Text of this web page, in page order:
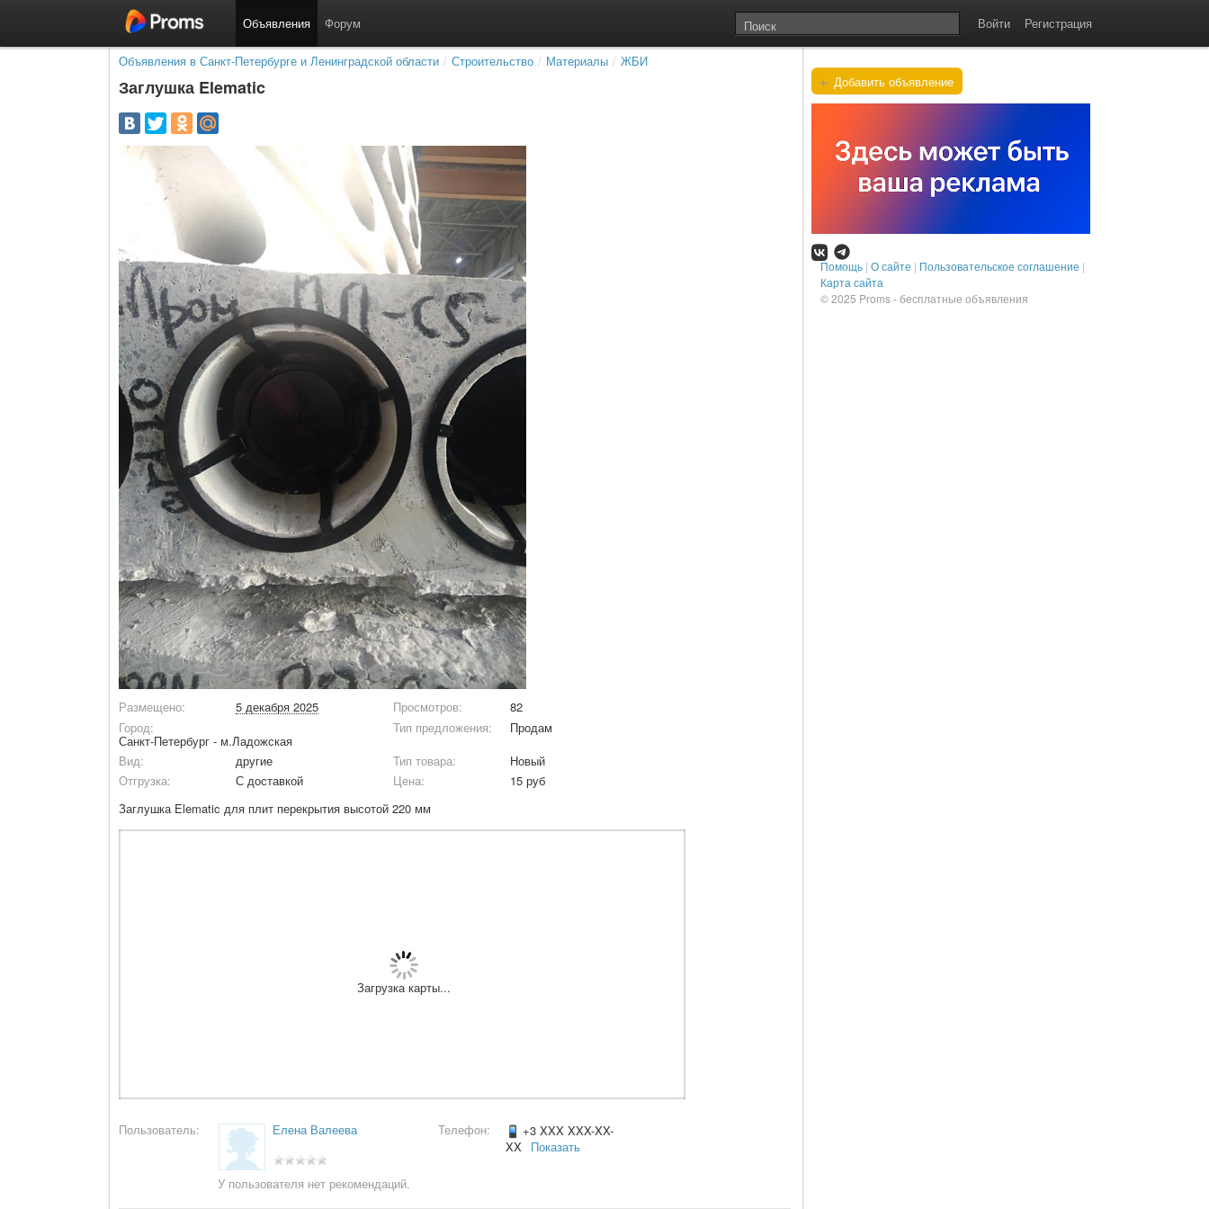
Объявления Форум Войти Регистрация
Объявления в Санкт-Петербурге и Ленинградской области / Строительство / Материалы / ЖБИ
Заглушка Elematic
Размещено: 5 декабря 2025 Просмотров:
82
Город:
Санкт-Петербург - м.Ладожская
Тип предложения:
Продам
Вид:
другие Тип товара:
Новый
Отгрузка:
С доставкой Цена:
15 руб
Заглушка Elematic для плит перекрытия высотой 220 мм
Загрузка карты...
Пользователь: Елена Валеева Телефон:
+3 XXX XXX-XX-
XX
Показать
У пользователя нет рекомендаций.
+ Добавить объявление
Помощь | О сайте | Пользовательское соглашение |
Карта сайта
© 2025 Proms - бесплатные объявления